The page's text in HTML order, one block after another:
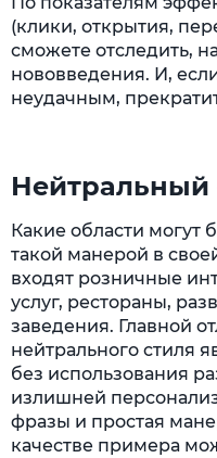
(клики, открытия,
сможете отследить,
нововведения. И,
неудачным,
Нейтральный
Какие области могут
такой манерой в
входят розничные
услуг, рестораны,
заведения. Главной
нейтрального стиля
без использования
излишней
фразы и простая
качестве примера